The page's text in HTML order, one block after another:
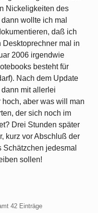
Nickeligkeiten des
wollte ich mal
daß ich
mal in
2006 irgendwie
besteht für
Nach dem Update
mit allerlei
aber was will man
der sich noch im
Drei Stunden später
kurz vor Abschluß der
jedesmal
sollen!
42 Einträge